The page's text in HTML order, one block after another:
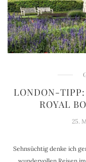
LONDON-TIPP:
ROYAL
25.
Sehnsüchtig denke ich